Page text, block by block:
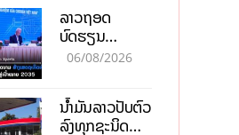
ລາວຖອດ
ບົດຮຽນ
ຫວຽດນາມ ສ້າງ
ເປົ້າໝາຍ 2035
06/08/2026
ນໍ້າມັນລາວປັບຕົວ
ລົງທຸກຊະນິດ